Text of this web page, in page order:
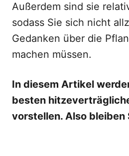
Außerdem sind sie
sodass Sie sich nicht
Gedanken über die
machen müssen.
In diesem Artikel
besten
vorstellen. Also bleiben